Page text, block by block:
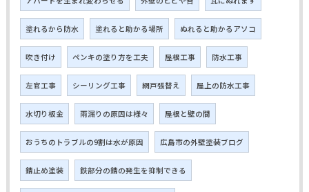
塗れるから防水 塗れると助かる場所 ぬれると助かるアソコ
吹き付け ペンキの塗り方を工夫 屋根工事 防水工事
左官工事 シーリング工事 網戸張替え 屋上の防水工事
水切り板金 雨漏りの原因は様々 屋根と壁の間
おうちのトラブルの9割は水が原因 広島市の外壁塗装ブログ
錆止め塗装 鉄部分の錆の発生を抑制できる